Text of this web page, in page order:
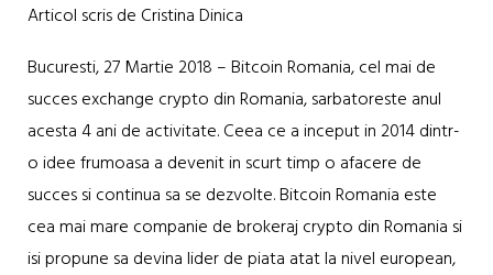
Articol scris de Cristina Dinica
Bucuresti, 27 Martie 2018 – Bitcoin Romania, cel mai de
succes exchange crypto din Romania, sarbatoreste anul
acesta 4 ani de activitate. Ceea ce a inceput in 2014 dintr-
o idee frumoasa a devenit in scurt timp o afacere de
succes si continua sa se dezvolte. Bitcoin Romania este
cea mai mare companie de brokeraj crypto din Romania si
isi propune sa devina lider de piata atat la nivel european,